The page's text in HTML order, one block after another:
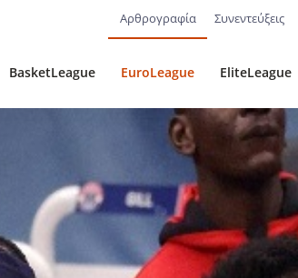
Αρθρογραφία Συνεντεύξεις
BasketLeague EuroLeague EliteLeague